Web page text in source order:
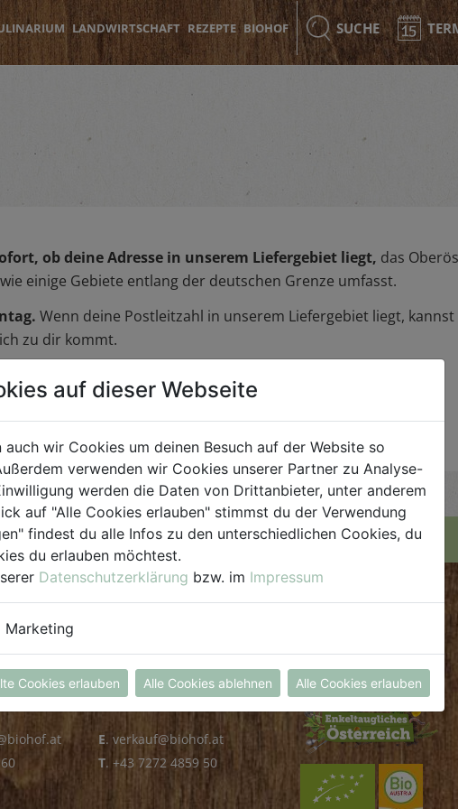
LANDWIRTSCHAFT REZEPTE BIOHOF SUCHE
ob deine Adresse in unserem Liefergebiet liegt, das
einige Gebiete entlang der deutschen Grenze umfasst.
Wenn deine Postleitzahl in unserem Liefergebiet liegt, kannst
zu dir kommt.
Uhr
GROSSHANDEL
Mo - Do: 8.00 - 16.00 Uhr
E. verkauf@biohof.at
T. +43 7272 4859 50
Biohof Achleitner
4070 Eferding
Österreich
auf dieser Webseite
wir Cookies um deinen Besuch auf der Website so
verwenden wir Cookies unserer Partner zu Analyse-
werden die Daten von Drittanbieter, unter anderem
auf "Alle Cookies erlauben" stimmst du der Verwendung
findest du alle Infos zu den unterschiedlichen Cookies, du
du erlauben möchtest.
Datenschutzerklärung bzw. im Impressum
Marketing
Cookies erlauben Alle Cookies ablehnen Alle Cookies erlauben